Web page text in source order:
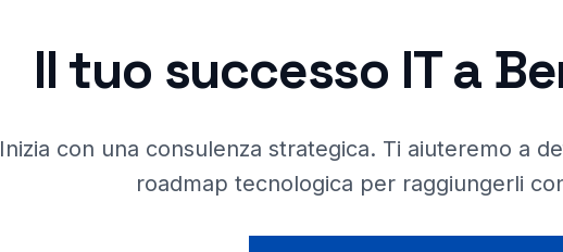
Il tuo successo IT a
Inizia con una consulenza strategica. Ti aiuteremo a
roadmap tecnologica per raggiungerli